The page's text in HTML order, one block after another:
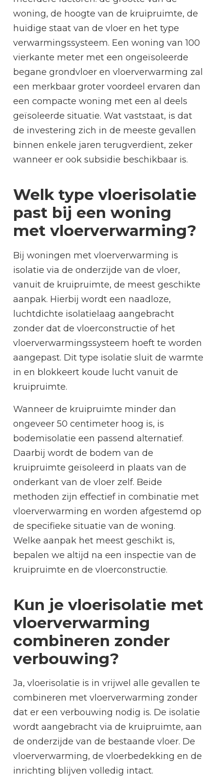
woning, de hoogte van de kruipruimte, de
huidige staat van de vloer en het type
verwarmingssysteem. Een woning van 100
vierkante meter met een ongeïsoleerde
begane grondvloer en vloerverwarming zal
een merkbaar groter voordeel ervaren dan
een compacte woning met een al deels
geïsoleerde situatie. Wat vaststaat, is dat
de investering zich in de meeste gevallen
binnen enkele jaren terugverdient, zeker
wanneer er ook subsidie beschikbaar is.
Welk type vloerisolatie
past bij een woning
met vloerverwarming?
Bij woningen met vloerverwarming is
isolatie via de onderzijde van de vloer,
vanuit de kruipruimte, de meest geschikte
aanpak. Hierbij wordt een naadloze,
luchtdichte isolatielaag aangebracht
zonder dat de vloerconstructie of het
vloerverwarmingssysteem hoeft te worden
aangepast. Dit type isolatie sluit de warmte
in en blokkeert koude lucht vanuit de
kruipruimte.
Wanneer de kruipruimte minder dan
ongeveer 50 centimeter hoog is, is
bodemisolatie een passend alternatief.
Daarbij wordt de bodem van de
kruipruimte geïsoleerd in plaats van de
onderkant van de vloer zelf. Beide
methoden zijn effectief in combinatie met
vloerverwarming en worden afgestemd op
de specifieke situatie van de woning.
Welke aanpak het meest geschikt is,
bepalen we altijd na een inspectie van de
kruipruimte en de vloerconstructie.
Kun je vloerisolatie met
vloerverwarming
combineren zonder
verbouwing?
Ja, vloerisolatie is in vrijwel alle gevallen te
combineren met vloerverwarming zonder
dat er een verbouwing nodig is. De isolatie
wordt aangebracht via de kruipruimte, aan
de onderzijde van de bestaande vloer. De
vloerverwarming, de vloerbedekking en de
inrichting blijven volledig intact.